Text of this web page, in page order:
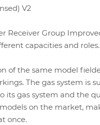
V2
Receiver Group
capacities and roles.
of the same model
The gas system is
its gas system and the
on the market,
once.